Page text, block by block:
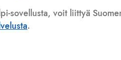
sovellusta, voit liittyä
.